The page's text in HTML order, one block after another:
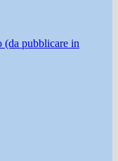
(da pubblicare in